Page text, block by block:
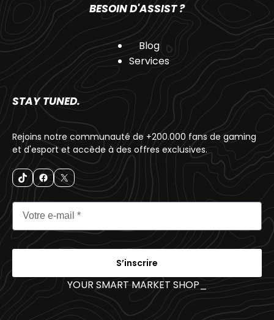
BESOIN D'ASSIST ?
Blog
Services
STAY TUNED.
Rejoins notre communauté de +200.000 fans de gaming
et d'esport et accède à des offres exclusives.
S’inscrire
YOUR SMART MARKET SHOP _